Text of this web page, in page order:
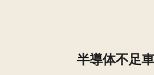
半導体不足